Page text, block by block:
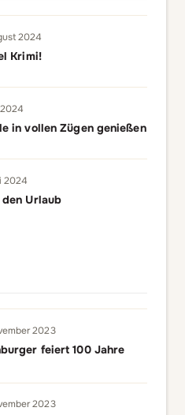
2024
Krimi!
in vollen Zügen genießen
2024
Urlaub
2023
feiert 100 Jahre
2023